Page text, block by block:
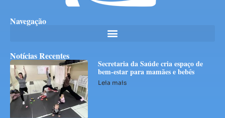
Navegação
Notícias Recentes
Secretaria da Saúde cria espaço de
bem-estar para mamães e bebês
Leia mais